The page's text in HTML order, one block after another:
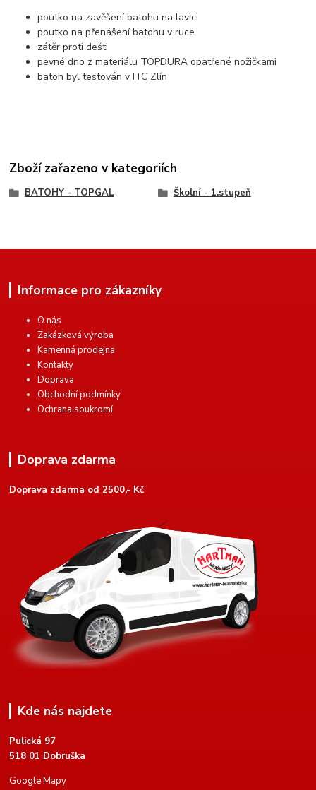
poutko na zavěšení batohu na lavici
poutko na přenášení batohu v ruce
zátěr proti dešti
pevné dno z materiálu TOPDURA opatřené nožičkami
batoh byl testován v ITC Zlín
Zboží zařazeno v kategoriích
BATOHY - TOPGAL Školní - 1.stupeň
Informace pro zákazníky
O nás
Zakázková výroba
Kamenná prodejna
Kontakty
Doprava
Obchodní podmínky
Ochrana soukromí
Doprava zdarma
Doprava zdarma od 2500,- Kč
Kde nás najdete
Pulická 97
518 01 Dobruška
Google Mapy